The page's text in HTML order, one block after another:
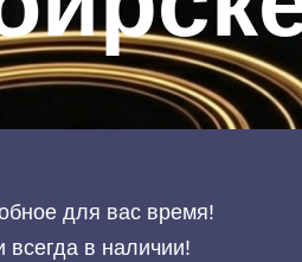
для вас время!
в наличии!